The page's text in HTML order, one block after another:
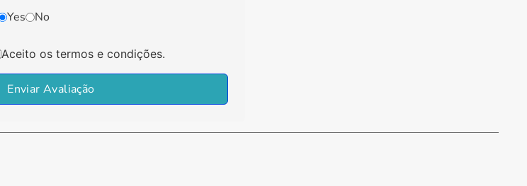
Yes No
Aceito os termos e condições.
Enviar Avaliação